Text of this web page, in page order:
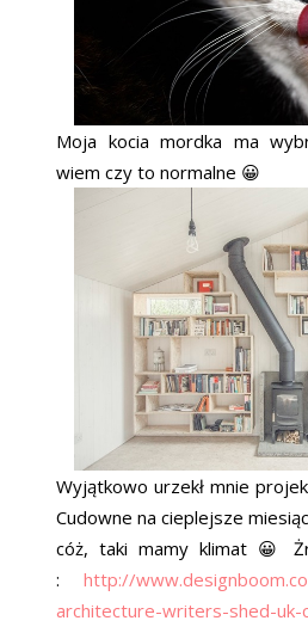
Moja kocia mordka ma
wiem czy to normalne 😀
Wyjątkowo urzekł mnie
Cudowne na cieplejsze
cóż, taki mamy klimat 😀
: http://
architecture-writers-shed-